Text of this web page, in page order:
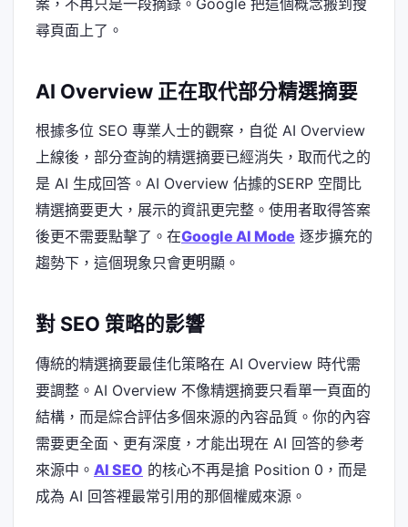
尋頁面上了。
AI Overview 正在取代部分精選摘要
根據多位 SEO 專業人士的觀察，自從 AI Overview
上線後，部分查詢的精選摘要已經消失，取而代之的
是 AI 生成回答。AI Overview 佔據的SERP 空間比
精選摘要更大，展示的資訊更完整。使用者取得答案
後更不需要點擊了。在Google AI Mode 逐步擴充的
趨勢下，這個現象只會更明顯。
對 SEO 策略的影響
傳統的精選摘要最佳化策略在 AI Overview 時代需
要調整。AI Overview 不像精選摘要只看單一頁面的
結構，而是綜合評估多個來源的內容品質。你的內容
需要更全面、更有深度，才能出現在 AI 回答的參考
來源中。 AI SEO 的核心不再是搶 Position 0，而是
成為 AI 回答裡最常引用的那個權威來源。